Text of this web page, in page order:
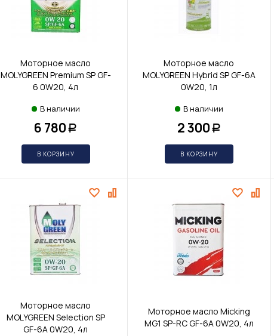
Моторное масло
MOLYGREEN Premium SP GF-
6 0W20, 4л
В наличии
6 780 Р
В КОРЗИНУ
Моторное масло
MOLYGREEN Hybrid SP GF-6A
0W20, 1л
В наличии
2 300 Р
В КОРЗИНУ
Моторное масло
MOLYGREEN Selection SP
GF-6A 0W20, 4л
Моторное масло Micking
MG1 SP-RC GF-6A 0W20, 4л